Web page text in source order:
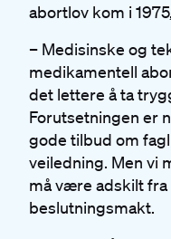
abortlov kom i
– Medisinske og
medikamentell
det lettere å ta
Forutsetningen er
gode tilbud om
veiledning. Men vi
må være adskilt
beslutningsmakt.